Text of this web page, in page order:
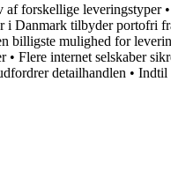
af forskellige leveringstyper•
i Danmark tilbyder portofri
billigste mulighed for
• Flere internet selskaber
detailhandlen • Indtil